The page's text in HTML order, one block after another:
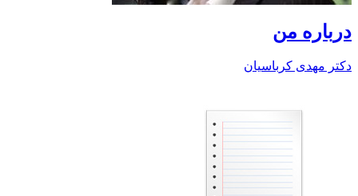
درباره من
دکتر مهدی کرباسیان